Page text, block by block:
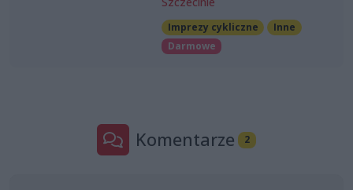
Imprezy cykliczne
Inne
Darmowe
Komentarze 2